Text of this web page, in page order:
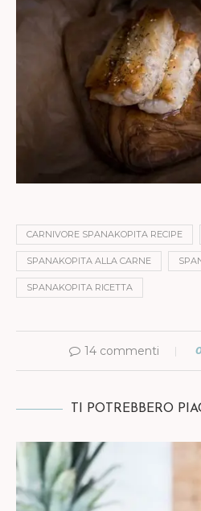
CARNIVORE SPANAKOPITA RECIPE
SPANAKOPITA ALLA CARNE
SPANAKOPITA RICETTA
14 commenti
TI POTREBBERO